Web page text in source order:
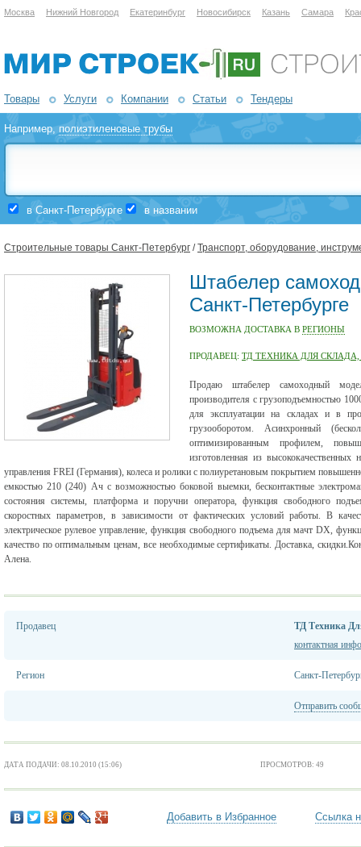
Москва Нижний Новгород Екатеринбург Новосибирск Казань Самара
Товары Услуги Компании Статьи Тендеры
Например,полиэтиленовые трубы
в Санкт-Петербурге в названии
Строительные товары Санкт-Петербург /Транспорт, оборудование,
Штабелер
Санкт-Петербурге
ВОЗМОЖНА ДОСТАВКА В РЕГИОНЫ
ПРОДАВЕЦ: ТД ТЕХНИКА ДЛЯ
Продаю штабелер самоходный
производителя с грузоподъемностью
для эксплуатации на складах и в
грузооборотом. Асинхронный
оптимизированным профилем,
изготовленная из
управления FREI (Германия), колеса и ролики с полиуретановым покрытием
емкостью 210 (240) Ач с возможностью боковой выемки, бесконтактные
состояния системы, платформа и поручни оператора, функция свободного
скоростных параметров, в зависимости от фактических условий работы. В
электрическое рулевое управление, функция свободного подъема для мачт DX,
качество по оптимальным ценам, все необходимые сертификаты. Доставка,
Алена.
Продавец
ТД Техника
контактная
Регион Санкт-
Отправить
ДАТА ПОДАЧИ: 08.10.2010 (15:06) ПРОСМОТРОВ: 49
Добавить в Избранное Ссылка